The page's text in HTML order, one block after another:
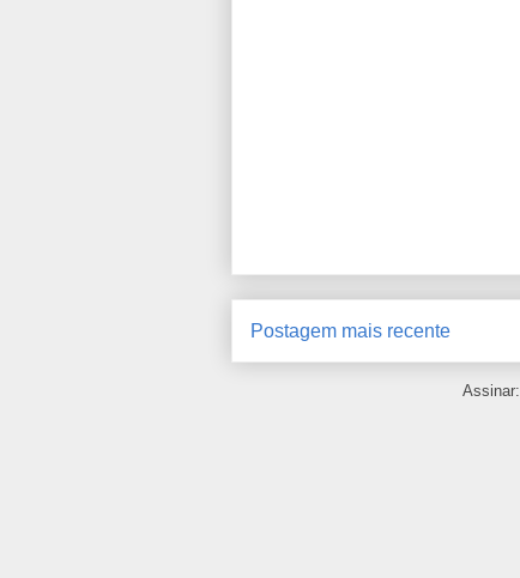
Postagem mais recente
Assinar: